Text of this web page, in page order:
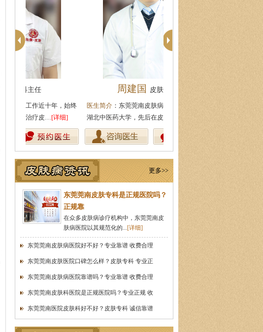
皮肤科主任
医生简介：东莞莞南皮肤病医院副主任，毕业
湖北中医药大学，先后在皮肤医院… [详细]
更多>>
东莞莞南皮肤专科是正规医院吗？
正规靠
在众多皮肤病诊疗机构中，东莞莞南皮
肤病医院以其规范化的...[详细]
东莞莞南皮肤病医院好不好？专业靠谱 收费合理
东莞莞南皮肤医院口碑怎么样？皮肤专科 专业正
东莞莞南皮肤病医院靠谱吗？专业靠谱 收费合理
东莞莞南皮肤科医院是正规医院吗？专业正规 收
东莞莞南医院皮肤科好不好？皮肤专科 诚信靠谱